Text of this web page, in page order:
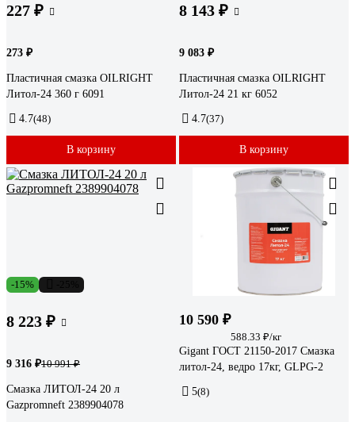
227 ₽
273 ₽
Пластичная смазка OILRIGHT
Литол-24 360 г 6091
4.7(48)
В корзину
8 143 ₽
9 083 ₽
Пластичная смазка OILRIGHT
Литол-24 21 кг 6052
4.7(37)
В корзину
-15%
8 223 ₽
9 316 ₽10 991 ₽
Смазка ЛИТОЛ-24 20 л
Gazpromneft 2389904078
10 590 ₽
588.33 ₽/кг
Gigant ГОСТ 21150-2017 Смазка
литол-24, ведро 17кг, GLPG-2
5(8)